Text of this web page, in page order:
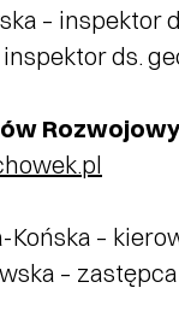
–
ds.
Końska –
–